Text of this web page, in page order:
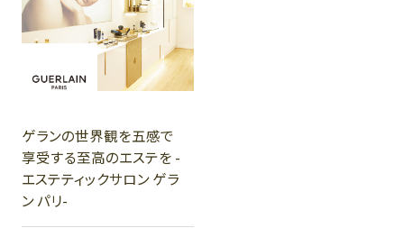
ゲランの世界観を五感で
享受する至高のエステを -
エステティックサロン ゲラ
ン パリ-